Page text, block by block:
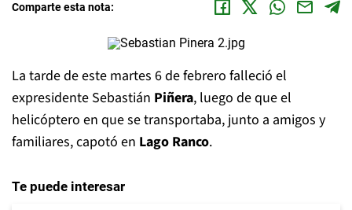
Comparte esta nota:
La tarde de este martes 6 de febrero falleció el
expresidente Sebastián Piñera, luego de que el
helicóptero en que se transportaba, junto a amigos y
familiares, capotó en Lago Ranco.
Te puede interesar